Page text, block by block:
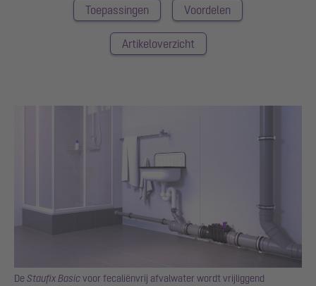
Toepassingen Voordelen
Artikeloverzicht
DeStaufix Basicvoor fecaliënvrij afvalwater wordt vrijliggend